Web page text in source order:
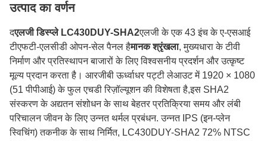
उत्पाद का वर्णन
दएलजी डिस्प्ले LC430DUY-SHA2एलजी के एक 43 इंच के ए-एसआई
टीएफटी-एलसीडी ओपन-सेल पैनल हैमानक श्रृंखला, मुख्यधारा के टीवी
निर्माण और प्रतिस्थापन बाजारों के लिए विश्वसनीय प्रदर्शन और उत्कृष्ट
मूल्य प्रदान करता है। आरजीबी ऊर्ध्वाधर पट्टी लेआउट में 1920 × 1080
(51 पीपीआई) के फुल एचडी रिज़ॉल्यूशन की विशेषता है,इस SHA2
संस्करण के अद्यतन संशोधन के साथ बेहतर प्रतिक्रिया समय और लंबी
परिचालन जीवन के लिए उन्नत थर्मल प्रबंधन. उन्नत IPS (इन-प्लेन
स्विचिंग) तकनीक के साथ निर्मित, LC430DUY-SHA2 72% NTSC